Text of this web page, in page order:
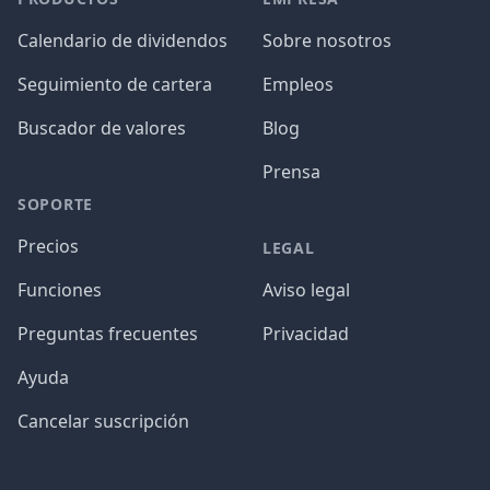
Calendario de dividendos
Seguimiento de cartera
Buscador de valores
SOPORTE
Precios
Funciones
Preguntas frecuentes
Ayuda
Cancelar suscripción
Sobre nosotros
Empleos
Blog
Prensa
LEGAL
Aviso legal
Privacidad